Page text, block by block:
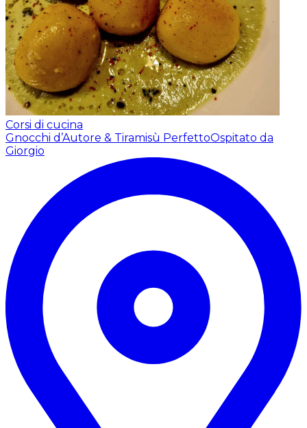
Corsi di cucina
Gnocchi d’Autore & Tiramisù PerfettoOspitato da
Giorgio